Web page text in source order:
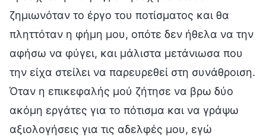
ζημιωνόταν το έργο του ποτίσματος και θα
πληττόταν η φήμη μου, οπότε δεν ήθελα να την
αφήσω να φύγει, και μάλιστα μετάνιωσα που
την είχα στείλει να παρευρεθεί στη συνάθροιση.
Όταν η επικεφαλής μού ζήτησε να βρω δύο
ακόμη εργάτες για το πότισμα και να γράψω
αξιολογήσεις για τις αδελφές μου, εγώ